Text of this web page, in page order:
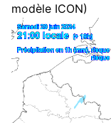
modèle ICON)